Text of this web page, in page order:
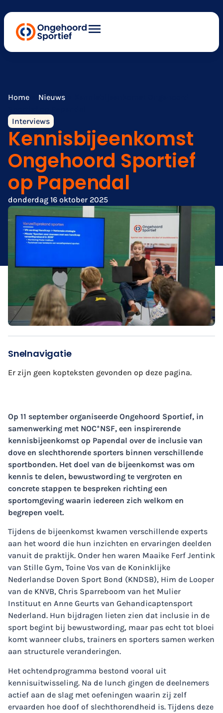
Home Nieuws
Interviews
Kennisbijeenkomst
Ongehoord Sportief
op Papendal
donderdag 16 oktober 2025
Snelnavigatie
Er zijn geen kopteksten gevonden op deze pagina.
Op 11 september organiseerde Ongehoord Sportief, in
samenwerking met NOC*NSF, een inspirerende
kennisbijeenkomst op Papendal over de inclusie van
dove en slechthorende sporters binnen verschillende
sportbonden. Het doel van de bijeenkomst was om
kennis te delen, bewustwording te vergroten en
concrete stappen te bespreken richting een
sportomgeving waarin iedereen zich welkom en
begrepen voelt.
Tijdens de bijeenkomst kwamen verschillende experts
aan het woord die hun inzichten en ervaringen deelden
vanuit de praktijk. Onder hen waren Maaike Ferf Jentink
van Stille Gym, Toine Vos van de Koninklijke
Nederlandse Doven Sport Bond (KNDSB), Him de Looper
van de KNVB, Chris Sparreboom van het Mulier
Instituut en Anne Geurts van Gehandicaptensport
Nederland. Hun bijdragen lieten zien dat inclusie in de
sport begint bij bewustwording, maar pas echt tot bloei
komt wanneer clubs, trainers en sporters samen werken
aan structurele veranderingen.
Het ochtendprogramma bestond vooral uit
kennisuitwisseling. Na de lunch gingen de deelnemers
actief aan de slag met oefeningen waarin zij zelf
ervaarden hoe doof of slechthorendheid is. Tijdens deze